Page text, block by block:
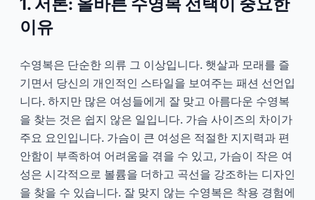
이유
수영복은 단순한 의류 그 이상입니다. 햇살과 모래를 즐
기면서 당신의 개인적인 스타일을 보여주는 패션 선언입
니다. 하지만 많은 여성들에게 잘 맞고 아름다운 수영복
을 찾는 것은 쉽지 않은 일입니다. 가슴 사이즈의 차이가
주요 요인입니다. 가슴이 큰 여성은 적절한 지지력과 편
안함이 부족하여 어려움을 겪을 수 있고, 가슴이 작은 여
성은 시각적으로 볼륨을 더하고 곡선을 강조하는 디자인
을 찾을 수 있습니다. 잘 맞지 않는 수영복은 착용 경험에